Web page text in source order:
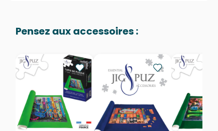
EAN 5904438200894
Nombre de pièces 2000 pièces
Dimensions 68 x 92 cm
Pensez aux accessoires :